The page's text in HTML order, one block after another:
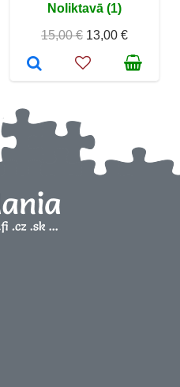
Noliktavā (1)
15,00 € 13,00 €